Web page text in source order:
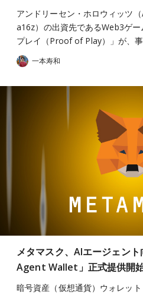
アンドリーセン・ホロウィッツ
a16z）の出資先であるWeb3ゲ
プレイ（Proof of Play）」が、
一本寿和
メタマスク、AIエージェン
Agent Wallet」正式提供開
暗号資産（仮想通貨）ウォレッ